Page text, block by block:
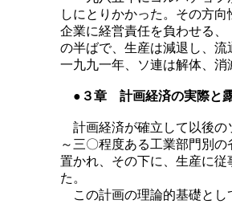
しにとりかかった。その方
企業に経営責任を負わせる
の半ばで、生産は減退し、
一九九一年、ソ連は解体、消
●３章 計画経済の実際と
計画経済が確立して以後の
～三〇程度ある工業部門別
置かれ、その下に、生産に
た。
この計画の理論的基礎とし